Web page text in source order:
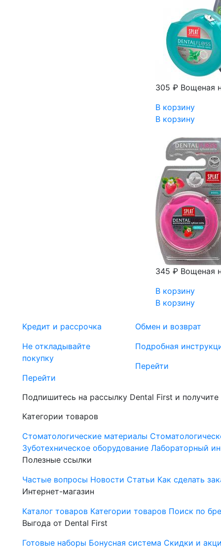
305 ₽ Вощеная
В корзину
В корзину
345 ₽ Вощеная
В корзину
В корзину
Кредит и рассрочка
Не откладывайте
покупку
Перейти
Обмен и возврат
Подробная
Перейти
Подпишитесь на рассылку Dental First и
Категории товаров
Стоматологические материалы
Зуботехническое оборудование Лабораторный
Полезные ссылки
Частые вопросы Новости Статьи Как сделать
Интернет-магазин
Каталог товаров Категории товаров Поиск по
Выгода от Dental First
Готовые наборы Бонусная система Скидки и